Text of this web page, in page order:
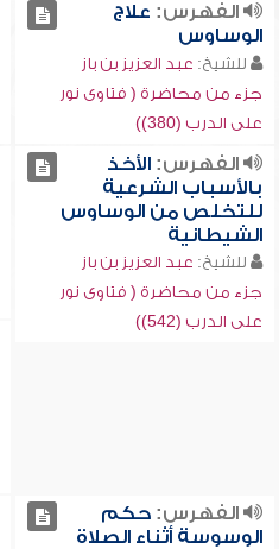
الفهرس: علاج
الوساوس
للشيخ: عبد العزيز بن باز
جزء من محاضرة ( فتاوى نور
على الدرب (380))
الفهرس:الأخذ
بالأسباب الشرعية
للتخلص من الوساوس
الشيطانية
للشيخ: عبد العزيز بن باز
جزء من محاضرة ( فتاوى نور
على الدرب (542))
الفهرس:حكم
الوسوسة أثناء الصلاة